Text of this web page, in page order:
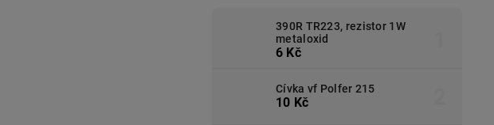
390R TR223, rezistor 1W
metaloxid
6 Kč
Cívka vf Polfer 215
10 Kč